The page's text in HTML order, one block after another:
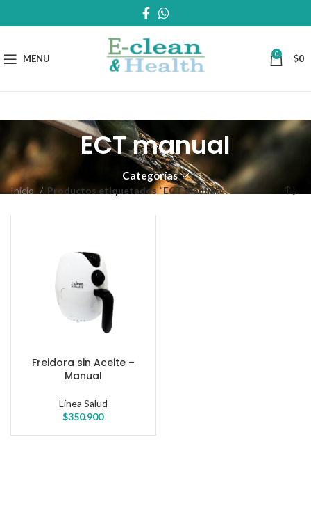
MENU 0 $0
ECT manual
Categorías
Inicio Productos etiquetados “ECT manual”
Freidora sin Aceite –
Manual
Línea Salud
$350.900